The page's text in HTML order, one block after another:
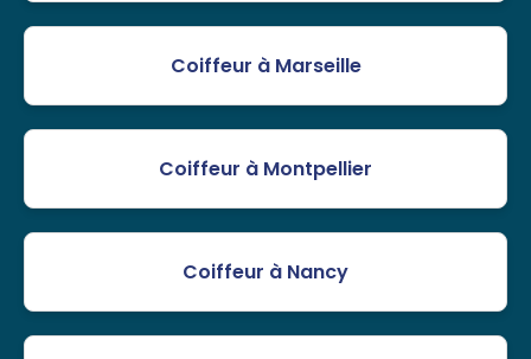
Coiffeur à Marseille
Coiffeur à Montpellier
Coiffeur à Nancy